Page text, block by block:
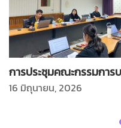
การประชุมคณะกรรมกา
16 มิถุนายน, 2026